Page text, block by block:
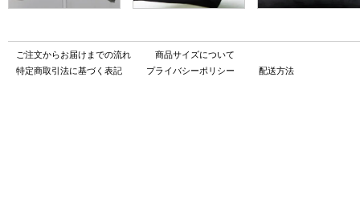
ご注文からお届けまでの流れ
商品サイズについて
特定商取引法に基づく表記
プライバシーポリシー 配送方法